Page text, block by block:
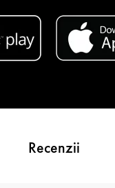
Recenzii